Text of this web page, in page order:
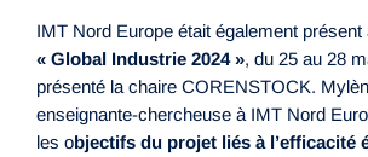
IMT Nord Europe était également présent
« Global Industrie 2024 », du 25 au 28
présenté la chaire CORENSTOCK.
enseignante-chercheuse à IMT Nord
les objectifs du projet liés à l’efficacité